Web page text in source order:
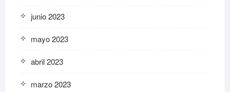
junio 2023
mayo 2023
abril 2023
marzo 2023